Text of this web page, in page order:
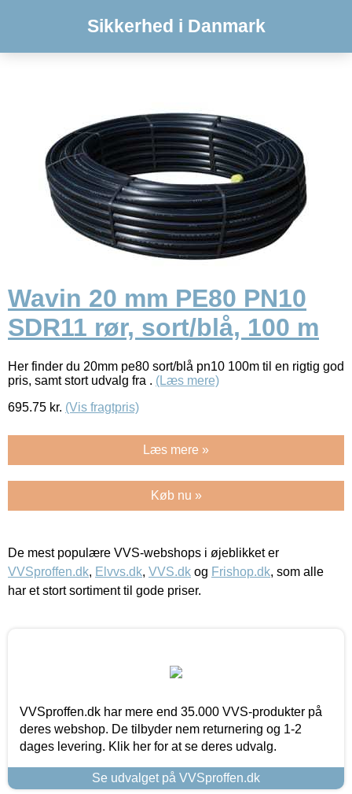
Sikkerhed i Danmark
Wavin 20 mm PE80 PN10
SDR11 rør, sort/blå, 100 m
Her finder du 20mm pe80 sort/blå pn10 100m til en rigtig god
pris, samt stort udvalg fra . (Læs mere)
695.75 kr. (Vis fragtpris)
Læs mere »
Køb nu »
De mest populære VVS-webshops i øjeblikket er
VVSproffen.dk, Elvvs.dk, VVS.dk og Frishop.dk, som alle
har et stort sortiment til gode priser.
VVSproffen.dk har mere end 35.000 VVS-produkter på
deres webshop. De tilbyder nem returnering og 1-2
dages levering. Klik her for at se deres udvalg.
Se udvalget på VVSproffen.dk